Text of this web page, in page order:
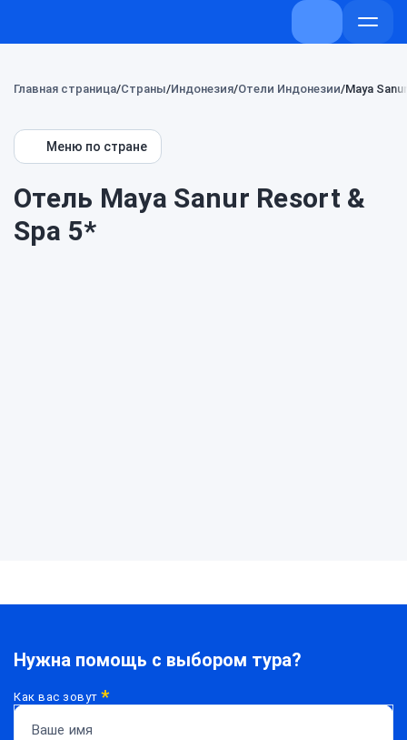
+7 (800) 707-
Главная страница Страны Индонезия Отели Индонезии Maya
Меню по стране
Отель Maya Sanur Resort &
Spa 5*
Нужна помощь с выбором тура?
Как вас зовут*